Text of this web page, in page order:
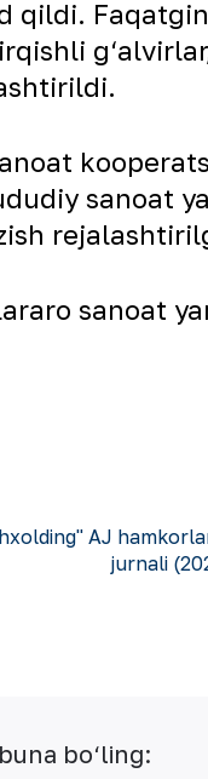
qildi.
sanoat
sanoat
AJ
jurnali
bo‘ling: